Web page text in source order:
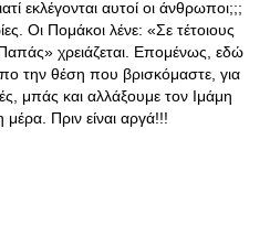
εκλέγονται αυτοί οι άνθρωποι;;;
Οι Πομάκοι λένε: «Σε τέτοιους
χρειάζεται. Επομένως, εδώ
την θέση που βρισκόμαστε, για
μπάς και αλλάξουμε τον Ιμάμη
Πριν είναι αργά!!!